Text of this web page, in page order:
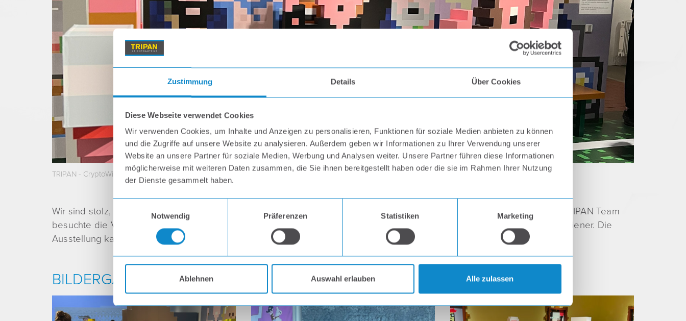
Zustimmung Details Über Cookies
Diese Webseite verwendet Cookies
Wir verwenden Cookies, um Inhalte und Anzeigen zu personalisieren, Funktionen für soziale Medien anbieten zu können
und die Zugriffe auf unsere Website zu analysieren. Außerdem geben wir Informationen zu Ihrer Verwendung unserer
Website an unsere Partner für soziale Medien, Werbung und Analysen weiter. Unsere Partner führen diese Informationen
möglicherweise mit weiteren Daten zusammen, die Sie ihnen bereitgestellt haben oder die sie im Rahmen Ihrer Nutzung
der Dienste gesammelt haben.
n
w
g
u
Notwendig Präferenzen Statistiken Marketing
Ablehnen Auswahl erlauben Alle zulassen
TRIPAN - CryptoWiener
Wir sind stolz, dass wir das Kunstprojekt CryptoWiener mit unseren Produktionsmöglichkeiten unterstützen durften.
Das TRIPAN Team
besuchte die Vernissage und erfreute sich an der spannenden Ausstellung des sechsköpfigen Künstlerkollektivs CryptoWiener. Die
Ausstellung kann noch bis 26.02.2023 im offenen Kulturhaus (OK) in LINZ besucht werden.
BILDERGALERIE